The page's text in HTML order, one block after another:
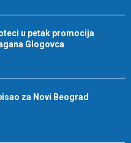
u petak promocija
Glogovca
za Novi Beograd